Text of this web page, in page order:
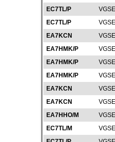
EC7TL/P
EC7TL/P
EA7KCN
EA7HMK/P
EA7HMK/P
EA7HMK/P
EA7KCN
EA7KCN
EA7HHO/M
EC7TL/M